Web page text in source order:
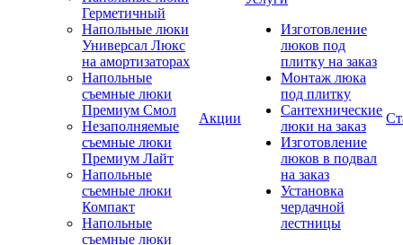
Герметичный
Напольные люки
Универсал Люкс
на амортизаторах
Напольные
съемные люки
Премиум Смол
Незаполняемые
съемные люки
Премиум Лайт
Напольные
съемные люки
Компакт
Напольные
съемные люки
Акции
Изготовление
люков под
плитку на заказ
Монтаж люка
под плитку
Сантехнические
люки на заказ
Изготовление
люков в подвал
на заказ
Установка
чердачной
лестницы